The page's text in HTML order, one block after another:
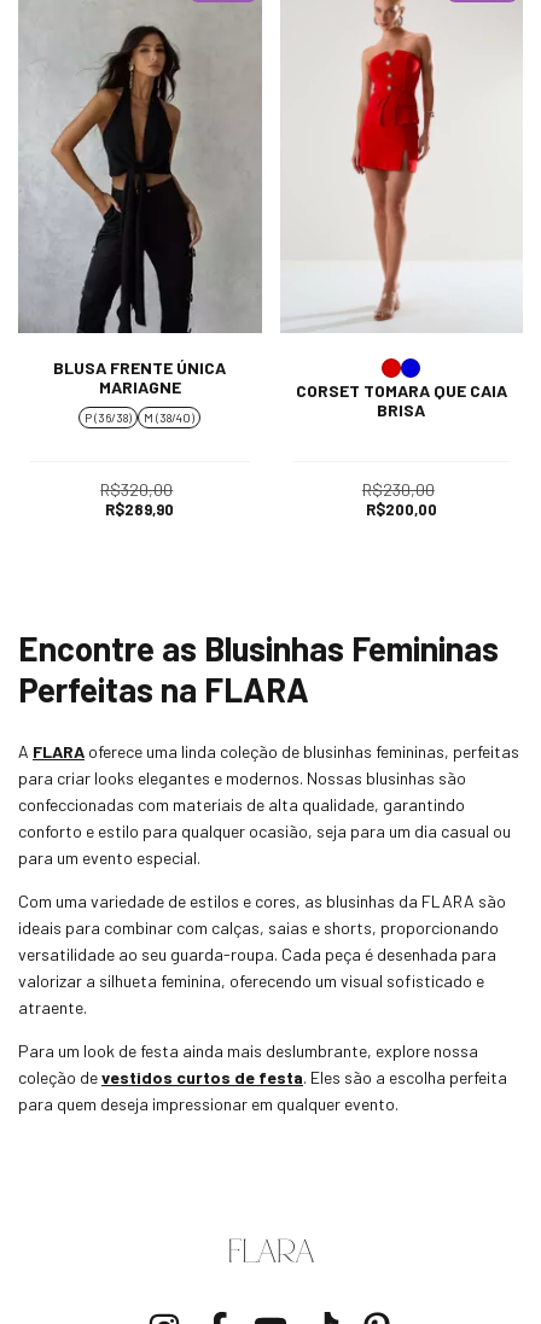
BLUSA FRENTE ÚNICA
MARIAGNE
P (36/38) M (38/40)
R$320,00
R$289,90
CORSET TOMARA QUE CAIA
BRISA
R$230,00
R$200,00
Encontre as Blusinhas Femininas
Perfeitas na FLARA
A FLARA oferece uma linda coleção de blusinhas femininas, perfeitas
para criar looks elegantes e modernos. Nossas blusinhas são
confeccionadas com materiais de alta qualidade, garantindo
conforto e estilo para qualquer ocasião, seja para um dia casual ou
para um evento especial.
Com uma variedade de estilos e cores, as blusinhas da FLARA são
ideais para combinar com calças, saias e shorts, proporcionando
versatilidade ao seu guarda-roupa. Cada peça é desenhada para
valorizar a silhueta feminina, oferecendo um visual sofisticado e
atraente.
Para um look de festa ainda mais deslumbrante, explore nossa
coleção devestidos curtos de festa. Eles são a escolha perfeita
para quem deseja impressionar em qualquer evento.